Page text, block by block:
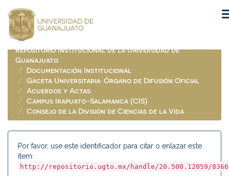
navigation
Repositorio Institucional de la Universidad de
Guanajuato
Documentación Institucional
Gaceta Universitaria: Órgano de Difusión Oficial
Acuerdos y Actas
Campus Irapuato-Salamanca (CIS)
Consejo de la División de Ciencias de la Vida
Por favor, use este identificador para citar o enlazar este
ítem:
http://repositorio.ugto.mx/handle/20.500.12059/8366